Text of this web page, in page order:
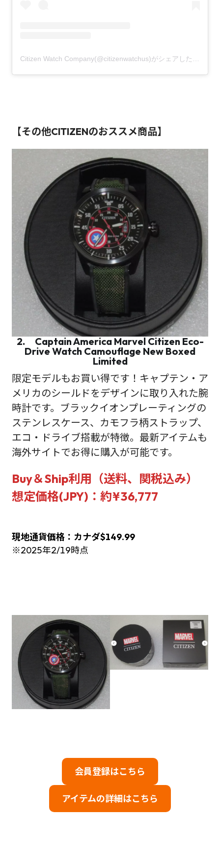
【その他CITIZENのおススメ商品】
2. Captain America Marvel Citizen Eco-
Drive Watch Camouflage New Boxed
Limited
限定モデルもお買い得です！キャプテン・ア
メリカのシールドをデザインに取り入れた腕
時計です。ブラックイオンプレーティングの
ステンレスケース、カモフラ柄ストラップ、
エコ・ドライブ搭載が特徴。最新アイテムも
海外サイトでお得に購入が可能です。
Buy＆Ship利用（送料、関税込み）
想定価格(JPY)：約¥36,777
現地通貨価格：カナダ$149.99
※2025年2/19時点
会員登録はこちら
アイテムの詳細はこちら